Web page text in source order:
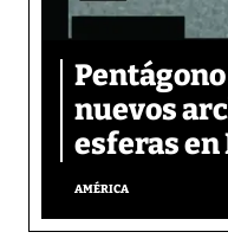
nuevos
esferas
AMÉRICA